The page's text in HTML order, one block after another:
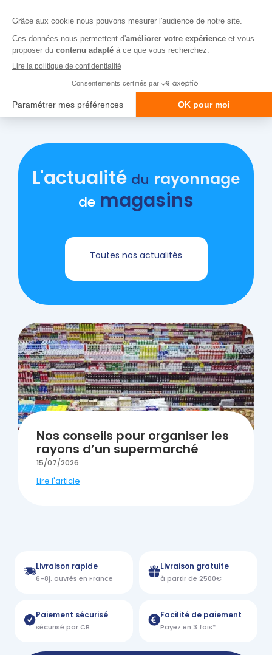
Afficher plus
Caractéristiques
L'actualité du rayonnage
de magasins
Toutes nos actualités
Nos conseils pour organiser les
rayons d’un supermarché
15/07/2026
Lire l'article
Livraison rapide
6-8j. ouvrés en France
Livraison gratuite
à partir de 2500€
Paiement sécurisé
sécurisé par CB
Facilité de paiement
Payez en 3 fois*